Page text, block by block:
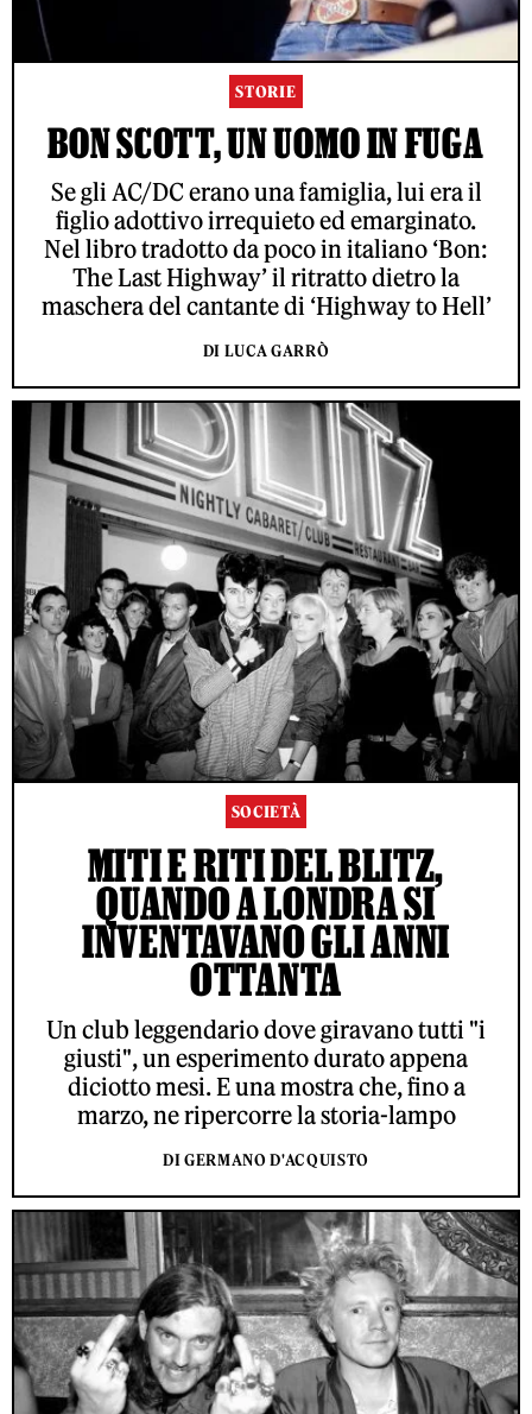
STORIE
BON SCOTT, UN UOMO IN FUGA
Se gli AC/DC erano una famiglia, lui era il
figlio adottivo irrequieto ed emarginato.
Nel libro tradotto da poco in italiano ‘Bon:
The Last Highway’ il ritratto dietro la
maschera del cantante di ‘Highway to Hell’
DI LUCA GARRÒ
SOCIETÀ
MITI E RITI DEL BLITZ,
QUANDO A LONDRA SI
INVENTAVANO GLI ANNI
OTTANTA
Un club leggendario dove giravano tutti "i
giusti", un esperimento durato appena
diciotto mesi. E una mostra che, fino a
marzo, ne ripercorre la storia-lampo
DI GERMANO D'ACQUISTO